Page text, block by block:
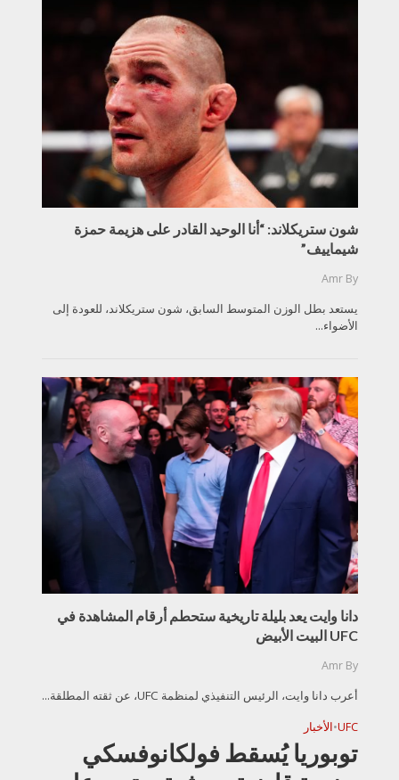
شون ستريكلاند: “أنا الوحيد القادر على هزيمة حمزة
شيماييف”
By
Amr
يستعد بطل الوزن المتوسط السابق، شون ستريكلاند، للعودة إلى
الأضواء...
دانا وايت يعد بليلة تاريخية ستحطم أرقام المشاهدة في
UFC البيت الأبيض
By
Amr
أعرب دانا وايت، الرئيس التنفيذي لمنظمة UFC، عن ثقته المطلقة...
UFC
•الأخبار
توبوريا يُسقط فولكانوفسكي